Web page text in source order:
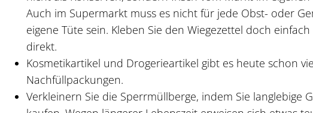
Auch im Supermarkt muss es nicht für jede Obst- oder
eigene Tüte sein. Kleben Sie den Wiegezettel doch
direkt.
Kosmetikartikel und Drogerieartikel gibt es heute schon
Nachfüllpackungen.
Verkleinern Sie die Sperrmüllberge, indem Sie langlebige